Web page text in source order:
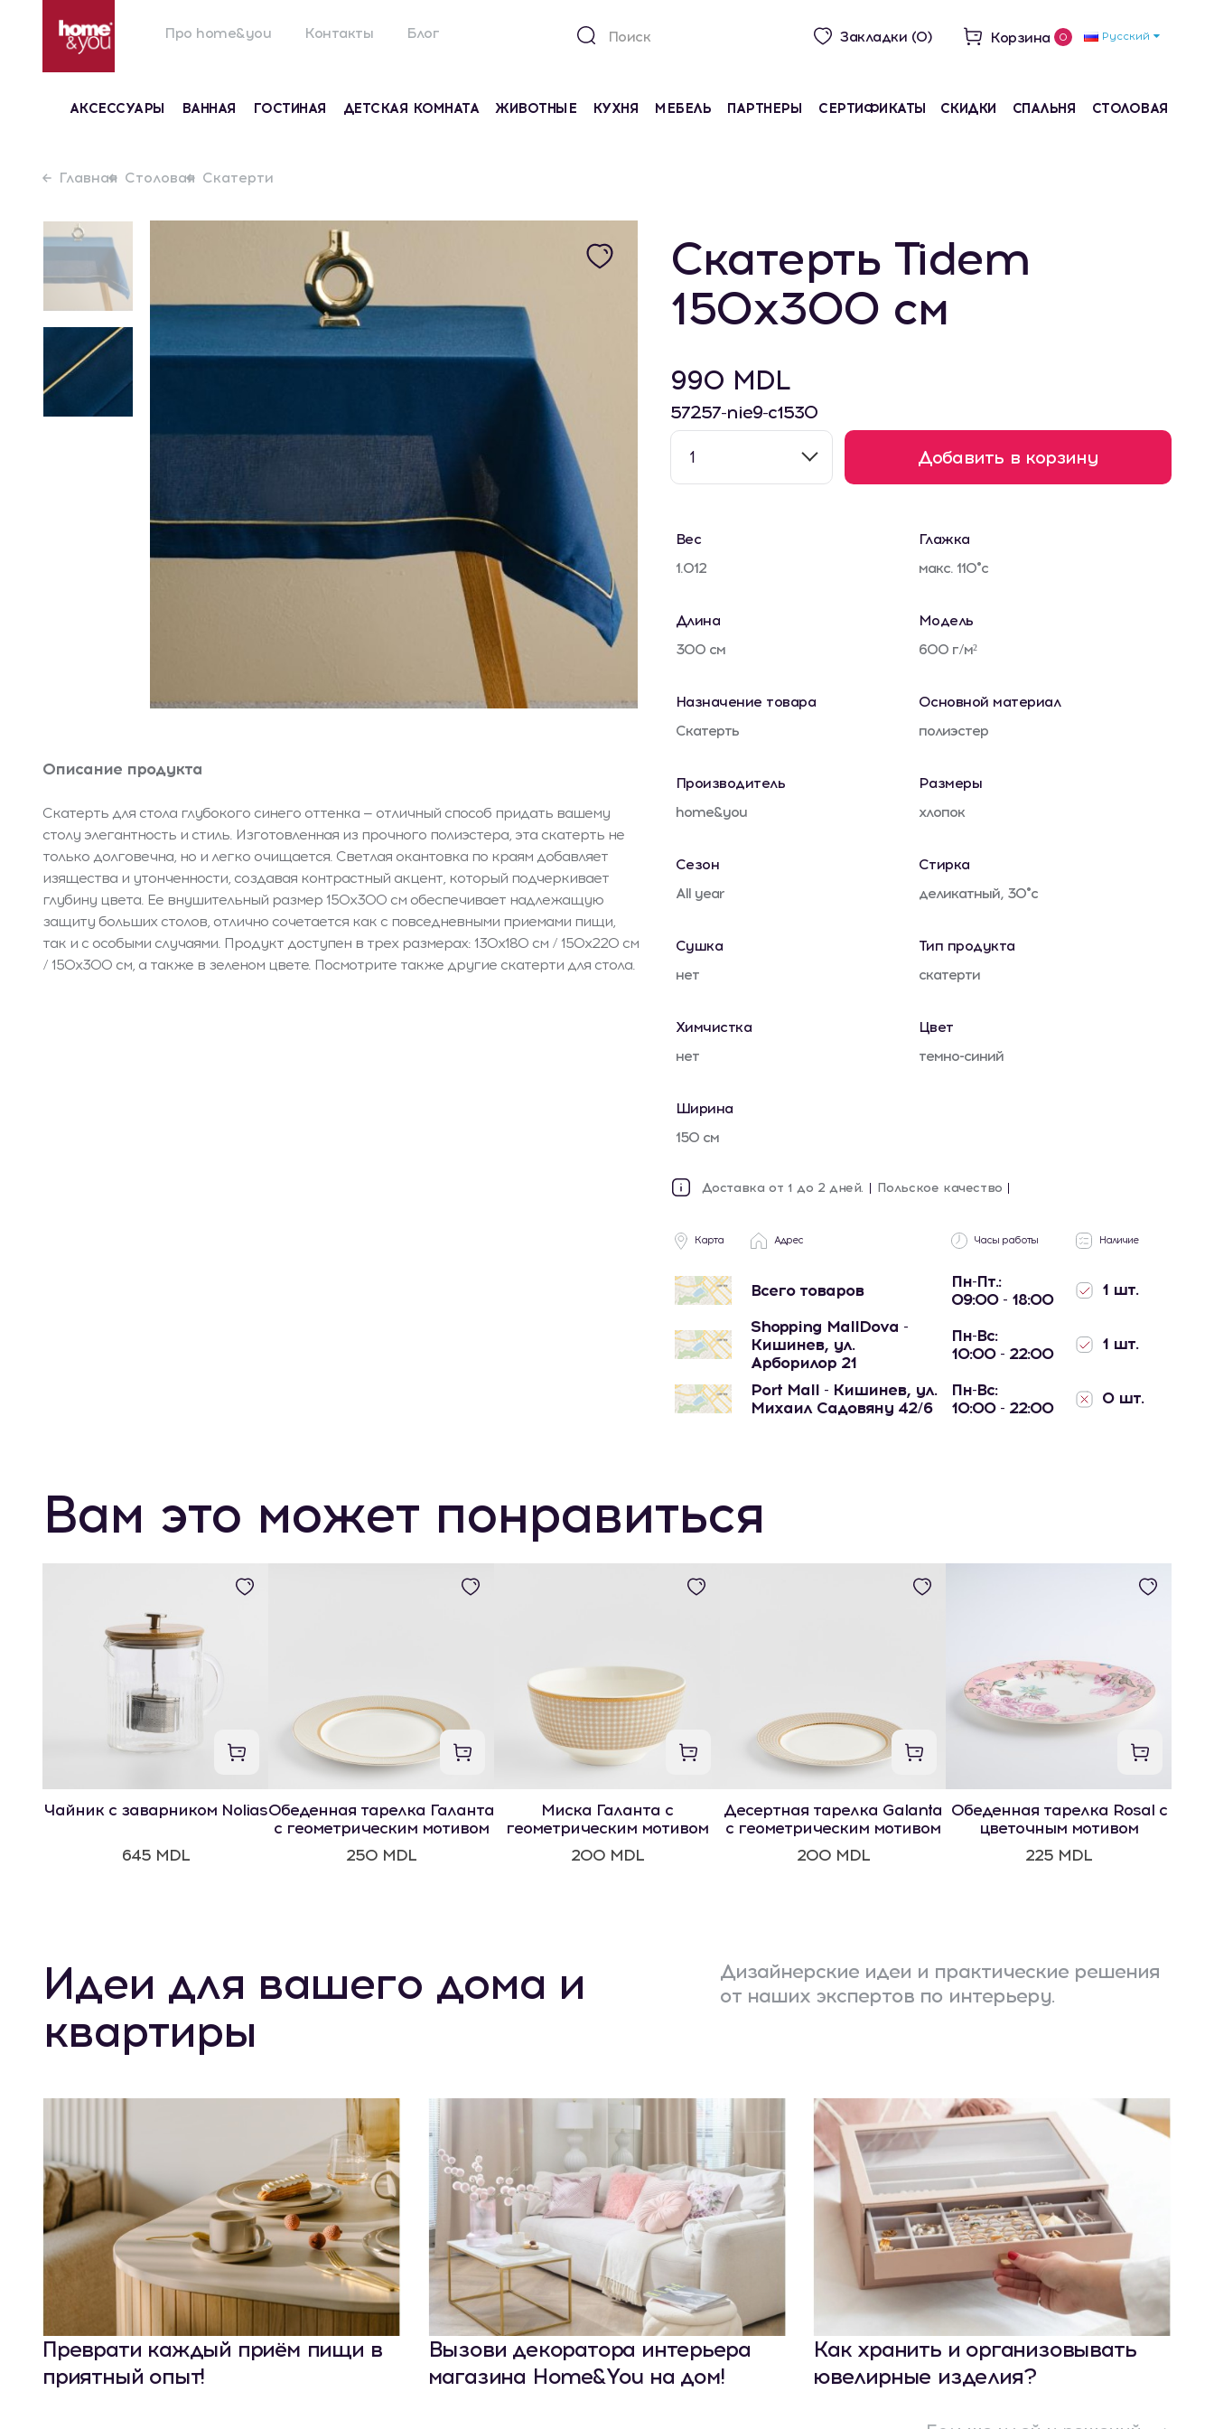
Про home&you Контакты Блог Закладки (0) Корзина 0 Русский
АКСЕССУАРЫ ВАННАЯ ГОСТИНАЯ ДЕТСКАЯ КОМНАТА ЖИВОТНЫЕ КУХНЯ МЕБЕЛЬ ПАРТНЕРЫ СЕРТИФИКАТЫ СКИДКИ СПАЛЬНЯ СТОЛОВАЯ
Главная Столовая Скатерти
Описание продукта
Скатерть для стола глубокого синего оттенка — отличный способ придать вашему
столу элегантность и стиль. Изготовленная из прочного полиэстера, эта скатерть не
только долговечна, но и легко очищается. Светлая окантовка по краям добавляет
изящества и утонченности, создавая контрастный акцент, который подчеркивает
глубину цвета. Ее внушительный размер 150x300 см обеспечивает надлежащую
защиту больших столов, отлично сочетается как с повседневными приемами пищи,
так и с особыми случаями. Продукт доступен в трех размерах: 130x180 см / 150x220 см
/ 150x300 см, а также в зеленом цвете. Посмотрите также другие скатерти для стола.
Скатерть Tidem
150x300 см
990 MDL
57257-nie9-c1530
1 Добавить в корзину
Вес
1.012
Глажка
макс. 110°c
Длина
300 см
Модель
600 г/м²
Назначение товара
Скатерть
Основной материал
полиэстер
Производитель
home&you
Размеры
хлопок
Сезон
All year
Стирка
деликатный, 30°c
Сушка
нет
Тип продукта
скатерти
Химчистка
нет
Цвет
темно-синий
Ширина
150 см
Доставка от 1 до 2 дней. Польское качество
Карта Адрес Часы работы Наличие
Всего товаров
Пн-Пт.:
09:00 - 18:00
1 шт.
Shopping MallDova -
Кишинев, ул.
Арборилор 21
Пн-Вс:
10:00 - 22:00
1 шт.
Port Mall - Кишинев, ул.
Михаил Садовяну 42/6
Пн-Вс:
10:00 - 22:00
0 шт.
Вам это может понравиться
Чайник с заварником Nolias
645 MDL
Обеденная тарелка Галанта
с геометрическим мотивом
250 MDL
Миска Галанта с
геометрическим мотивом
200 MDL
Десертная тарелка Galanta
с геометрическим мотивом
200 MDL
Обеденная тарелка Rosal с
цветочным мотивом
225 MDL
Идеи для вашего дома и
квартиры
Дизайнерские идеи и практические решения
от наших экспертов по интерьеру.
Преврати каждый приём пищи в
приятный опыт!
Вызови декоратора интерьера
магазина Home&You на дом!
Как хранить и организовывать
ювелирные изделия?